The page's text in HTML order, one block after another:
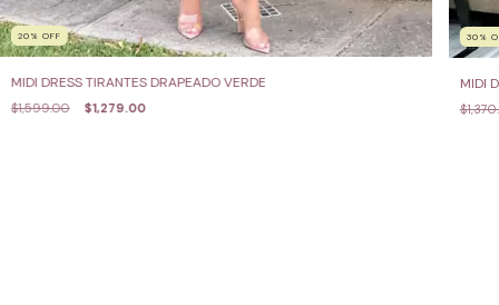
20 % OFF
MIDI DRESS TIRANTES DRAPEADO VERDE
$1,599.00 $1,279.00
30 %
MIDI